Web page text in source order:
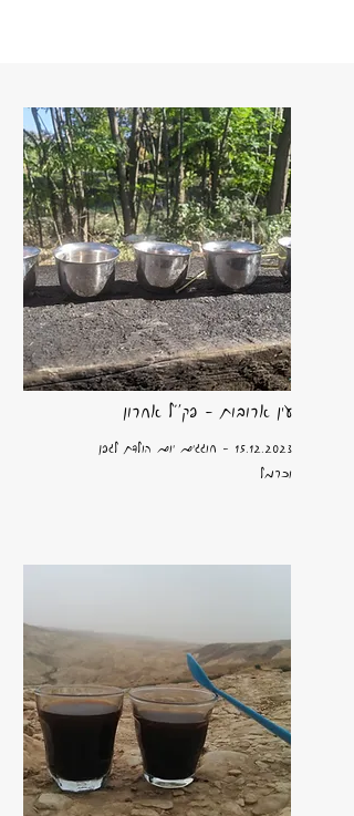
עין ארובות - פק"ל אחרון
15.12.2023 - חוגגים יום הולדת לגפן
וכרמל